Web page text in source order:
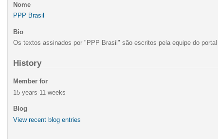
Nome
PPP Brasil
Bio
Os textos assinados por "PPP Brasil" são escritos pela equipe do
History
Member for
15 years 11 weeks
Blog
View recent blog entries